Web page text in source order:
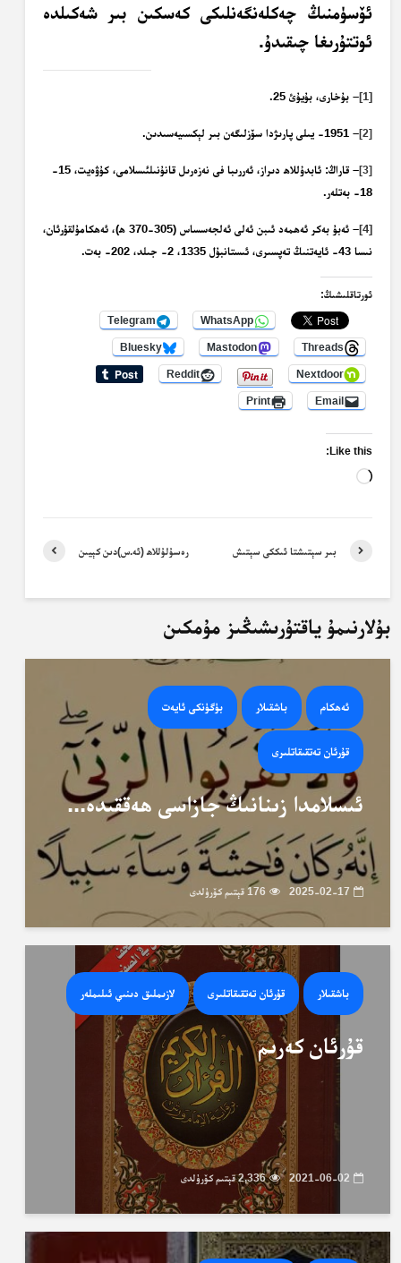
ئۆسۈمنىڭ چەكلەنگەنلىكى كەسكىن بىر شەكىلدە
ئوتتۇرىغا چىقىدۇ.
[1]– بۇخارى، بۇيۇئ 25.
[2]– 1951- يىلى پارىژدا سۆزلىگەن بىر لېكسىيەسىدىن.
[3]
– قاراڭ: ئابدۇللاھ دىراز، ئەررىبا فى نەزەرىل قانۇنىلئىسلامى، كۇۋەيت، 15-
18- بەتلەر.
[4]
– ئەبۇ بەكر ئەھمەد ئىبن ئەلى ئەلجەسساس (305-370 ھ)، ئەھكامۇلقۇرئان،
نىسا 43- ئايەتنىڭ تەپسىرى، ئىستانبۇل 1335، 2- جىلد، 202- بەت.
ئورتاقلىشىڭ:
WhatsApp
Telegram
Threads
Mastodon
Bluesky
Nextdoor
Reddit
Email
Print
Like this:
Loading…
رەسۇلۇللاھ (ئە.س)دىن كېيىن بىر سېتىشتا ئىككى سېتىش
بۇلارنىمۇ ياقتۇرىشىڭىز مۇمكىن
ئەھكام باشقىلار بۈگۈنكى ئايەت
قۇرئان تەتقىقاتلىرى
ئىسلامدا زىنانىڭ جازاسى ھەققىدە...
2025-02-17 176 قېتىم كۆرۈلدى
باشقىلار قۇرئان تەتقىقاتلىرى لازىملىق دىنىي ئىلىملەر
قۇرئان كەرىم
2021-06-02 2,336 قېتىم كۆرۈلدى